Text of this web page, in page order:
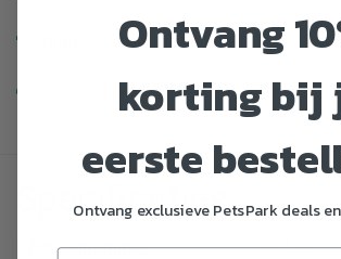
Gratis Verzending vanaf € 39,-
Veilig en gemakkelijk betalen
Specificaties
Artikelnummer
767688
Ontvang
korting bij
eerste
Ontvang exclusieve PetsPark deals